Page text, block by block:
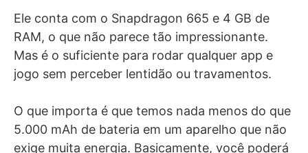
Ele conta com o Snapdragon 665 e 4 GB de
RAM, o que não parece tão impressionante.
Mas é o suficiente para rodar qualquer app e
jogo sem perceber lentidão ou travamentos.
O que importa é que temos nada menos do que
5.000 mAh de bateria em um aparelho que não
exige muita energia. Basicamente, você poderá